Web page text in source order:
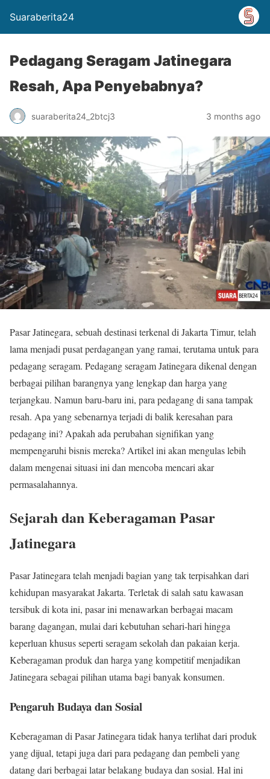
Suaraberita24
Pedagang Seragam Jatinegara
Resah, Apa Penyebabnya?
suaraberita24_2btcj3 3 months ago
Pasar Jatinegara, sebuah destinasi terkenal di Jakarta Timur, telah
lama menjadi pusat perdagangan yang ramai, terutama untuk para
pedagang seragam. Pedagang seragam Jatinegara dikenal dengan
berbagai pilihan barangnya yang lengkap dan harga yang
terjangkau. Namun baru-baru ini, para pedagang di sana tampak
resah. Apa yang sebenarnya terjadi di balik keresahan para
pedagang ini? Apakah ada perubahan signifikan yang
mempengaruhi bisnis mereka? Artikel ini akan mengulas lebih
dalam mengenai situasi ini dan mencoba mencari akar
permasalahannya.
Sejarah dan Keberagaman Pasar
Jatinegara
Pasar Jatinegara telah menjadi bagian yang tak terpisahkan dari
kehidupan masyarakat Jakarta. Terletak di salah satu kawasan
tersibuk di kota ini, pasar ini menawarkan berbagai macam
barang dagangan, mulai dari kebutuhan sehari-hari hingga
keperluan khusus seperti seragam sekolah dan pakaian kerja.
Keberagaman produk dan harga yang kompetitif menjadikan
Jatinegara sebagai pilihan utama bagi banyak konsumen.
Pengaruh Budaya dan Sosial
Keberagaman di Pasar Jatinegara tidak hanya terlihat dari produk
yang dijual, tetapi juga dari para pedagang dan pembeli yang
datang dari berbagai latar belakang budaya dan sosial. Hal ini